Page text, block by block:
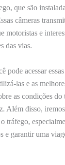
que são
câmeras
motoristas e
das vias.
pode acessar
las e as
as condições do
Além disso,
tráfego,
e garantir uma